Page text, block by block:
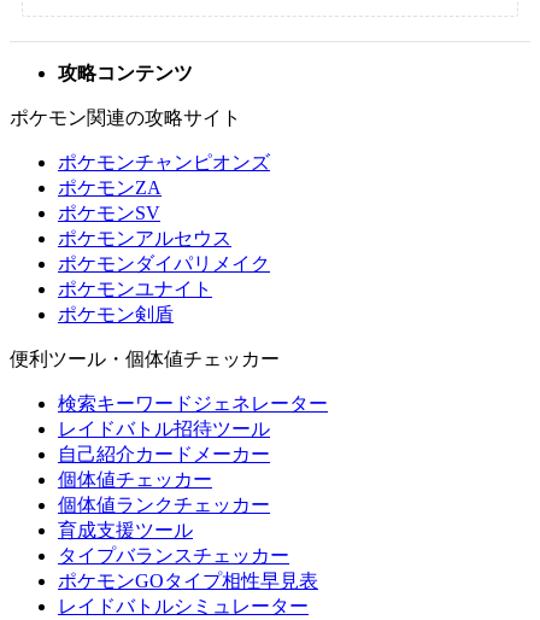
攻略コンテンツ
ポケモン関連の攻略サイト
ポケモンチャンピオンズ
ポケモンZA
ポケモンSV
ポケモンアルセウス
ポケモンダイパリメイク
ポケモンユナイト
ポケモン剣盾
便利ツール・個体値チェッカー
検索キーワードジェネレーター
レイドバトル招待ツール
自己紹介カードメーカー
個体値チェッカー
個体値ランクチェッカー
育成支援ツール
タイプバランスチェッカー
ポケモンGOタイプ相性早見表
レイドバトルシミュレーター